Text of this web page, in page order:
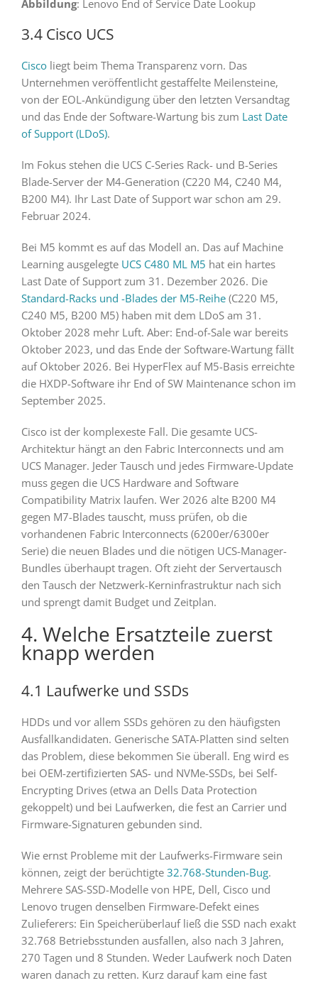
Abbildung: Lenovo End of Service Date Lookup
3.4 Cisco UCS
Ciscoliegt beim Thema Transparenz vorn. Das
Unternehmen veröffentlicht gestaffelte Meilensteine,
von der EOL-Ankündigung über den letzten Versandtag
und das Ende der Software-Wartung bis zum Last Date
of Support (LDoS).
Im Fokus stehen die UCS C-Series Rack- und B-Series
Blade-Server der M4-Generation (C220 M4, C240 M4,
B200 M4). Ihr Last Date of Support war schon am 29.
Februar 2024.
Bei M5 kommt es auf das Modell an. Das auf Machine
Learning ausgelegte UCS C480 ML M5 hat ein hartes
Last Date of Support zum 31. Dezember 2026. Die
Standard-Racks und -Blades der M5-Reihe(C220 M5,
C240 M5, B200 M5) haben mit dem LDoS am 31.
Oktober 2028 mehr Luft. Aber: End-of-Sale war bereits
Oktober 2023, und das Ende der Software-Wartung fällt
auf Oktober 2026. Bei HyperFlex auf M5-Basis erreichte
die HXDP-Software ihr End of SW Maintenance schon im
September 2025.
Cisco ist der komplexeste Fall. Die gesamte UCS-
Architektur hängt an den Fabric Interconnects und am
UCS Manager. Jeder Tausch und jedes Firmware-Update
muss gegen die UCS Hardware and Software
Compatibility Matrix laufen. Wer 2026 alte B200 M4
gegen M7-Blades tauscht, muss prüfen, ob die
vorhandenen Fabric Interconnects (6200er/6300er
Serie) die neuen Blades und die nötigen UCS-Manager-
Bundles überhaupt tragen. Oft zieht der Servertausch
den Tausch der Netzwerk-Kerninfrastruktur nach sich
und sprengt damit Budget und Zeitplan.
4. Welche Ersatzteile zuerst
knapp werden
4.1 Laufwerke und SSDs
HDDs und vor allem SSDs gehören zu den häufigsten
Ausfallkandidaten. Generische SATA-Platten sind selten
das Problem, diese bekommen Sie überall. Eng wird es
bei OEM-zertifizierten SAS- und NVMe-SSDs, bei Self-
Encrypting Drives (etwa an Dells Data Protection
gekoppelt) und bei Laufwerken, die fest an Carrier und
Firmware-Signaturen gebunden sind.
Wie ernst Probleme mit der Laufwerks-Firmware sein
können, zeigt der berüchtigte 32.768-Stunden-Bug.
Mehrere SAS-SSD-Modelle von HPE, Dell, Cisco und
Lenovo trugen denselben Firmware-Defekt eines
Zulieferers: Ein Speicherüberlauf ließ die SSD nach exakt
32.768 Betriebsstunden ausfallen, also nach 3 Jahren,
270 Tagen und 8 Stunden. Weder Laufwerk noch Daten
waren danach zu retten. Kurz darauf kam eine fast